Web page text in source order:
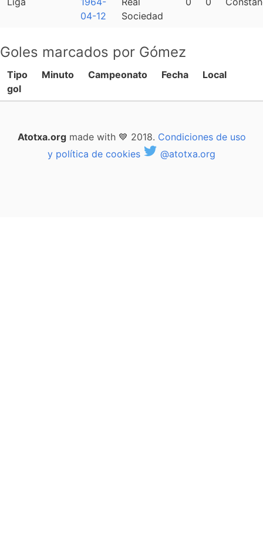
04-12
Sociedad
Goles marcados por Gómez
Tipo
gol
Minuto Campeonato Fecha Local
Atotxa.orgmade with 💙 2018. Condiciones de uso
y política de cookies
@atotxa.org